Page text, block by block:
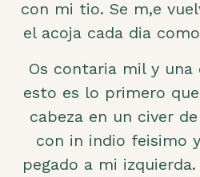
con mi tio. Se m,e
el acoja cada dia
Os contaria mil y una
esto es lo primero
cabeza en un civer
con in indio feisimo
pegado a mi